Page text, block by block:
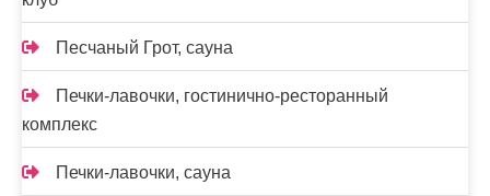
Песчаный Грот, сауна
Печки-лавочки, гостинично-ресторанный
комплекс
Печки-лавочки, сауна